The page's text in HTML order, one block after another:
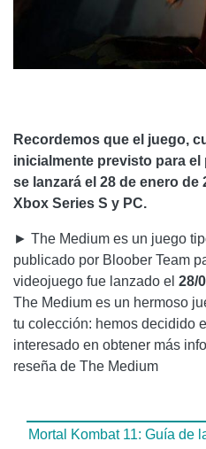
Recordemos que el juego,
inicialmente previsto para
se lanzará el 28 de enero de
Xbox Series S y PC.
► The Medium es un juego
publicado por Bloober Team
videojuego fue lanzado el 28/
The Medium es un hermoso
tu colección: hemos decidido
interesado en obtener más
reseña de The Medium
Mortal Kombat 11: Guía de